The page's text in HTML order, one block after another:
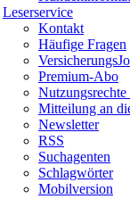
Leserservice
Kontakt
Häufige Fragen
Premium-Abo
Nutzungsrechte
Mitteilung an
Newsletter
RSS
Suchagenten
Schlagwörter
Mobilversion